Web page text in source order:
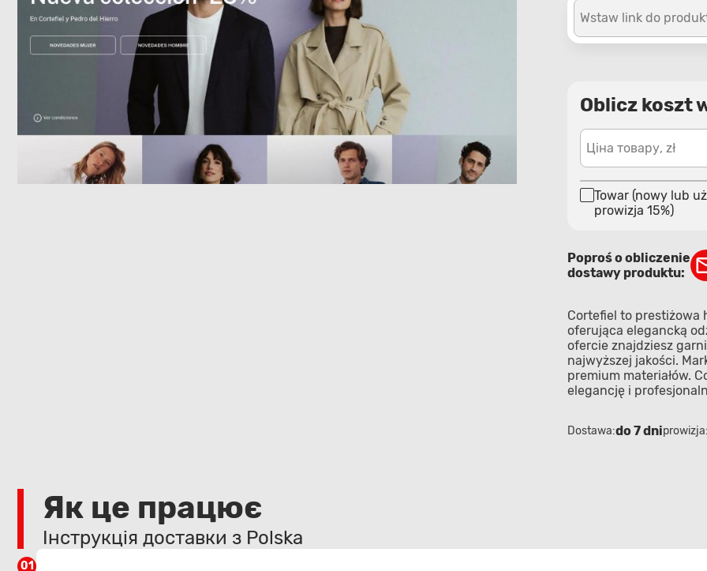
Wstaw link do
Oblicz koszt
Ціна товару, zł
Towar (nowy lub
prowizja 15%)
Poproś o obliczenie
dostawy produktu:
Cortefiel to prestiżowa
oferująca elegancką
ofercie znajdziesz
najwyższej jakości.
premium materiałów.
elegancję i
Dostawa:do 7 dni
Як це працює
Інструкція доставки з Polska
01